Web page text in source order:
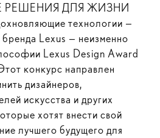
РЕШЕНИЯ ДЛЯ ЖИЗНИ
технологии —
Lexus — неизменно
Lexus Design Award
конкурс направлен
дизайнеров,
искусства и других
хотят внести свой
лучшего будущего для